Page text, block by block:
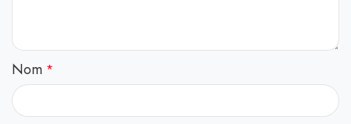
Nom *